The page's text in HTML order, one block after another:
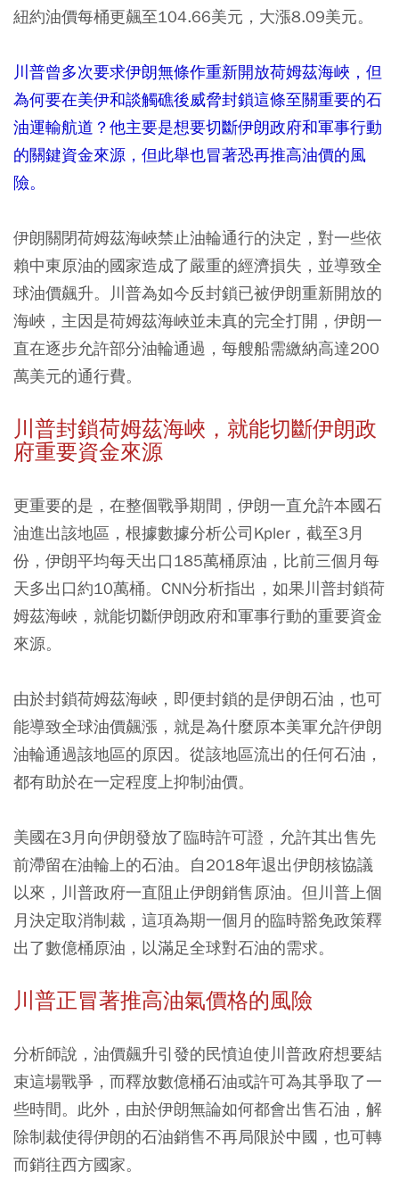
紐約油價每桶更飆至104.66美元，大漲8.09美元。
川普曾多次要求伊朗無條作重新開放荷姆茲海峽，但
為何要在美伊和談觸礁後威脅封鎖這條至關重要的石
油運輸航道？他主要是想要切斷伊朗政府和軍事行動
的關鍵資金來源，但此舉也冒著恐再推高油價的風
險。
伊朗關閉荷姆茲海峽禁止油輪通行的決定，對一些依
賴中東原油的國家造成了嚴重的經濟損失，並導致全
球油價飆升。川普為如今反封鎖已被伊朗重新開放的
海峽，主因是荷姆茲海峽並未真的完全打開，伊朗一
直在逐步允許部分油輪通過，每艘船需繳納高達200
萬美元的通行費。
川普封鎖荷姆茲海峽，就能切斷伊朗政
府重要資金來源
更重要的是，在整個戰爭期間，伊朗一直允許本國石
油進出該地區，根據數據分析公司Kpler，截至3月
份，伊朗平均每天出口185萬桶原油，比前三個月每
天多出口約10萬桶。CNN分析指出，如果川普封鎖荷
姆茲海峽，就能切斷伊朗政府和軍事行動的重要資金
來源。
由於封鎖荷姆茲海峽，即便封鎖的是伊朗石油，也可
能導致全球油價飆漲，就是為什麼原本美軍允許伊朗
油輪通過該地區的原因。從該地區流出的任何石油，
都有助於在一定程度上抑制油價。
美國在3月向伊朗發放了臨時許可證，允許其出售先
前滯留在油輪上的石油。自2018年退出伊朗核協議
以來，川普政府一直阻止伊朗銷售原油。但川普上個
月決定取消制裁，這項為期一個月的臨時豁免政策釋
出了數億桶原油，以滿足全球對石油的需求。
川普正冒著推高油氣價格的風險
分析師說，油價飆升引發的民憤迫使川普政府想要結
束這場戰爭，而釋放數億桶石油或許可為其爭取了一
些時間。此外，由於伊朗無論如何都會出售石油，解
除制裁使得伊朗的石油銷售不再局限於中國，也可轉
而銷往西方國家。